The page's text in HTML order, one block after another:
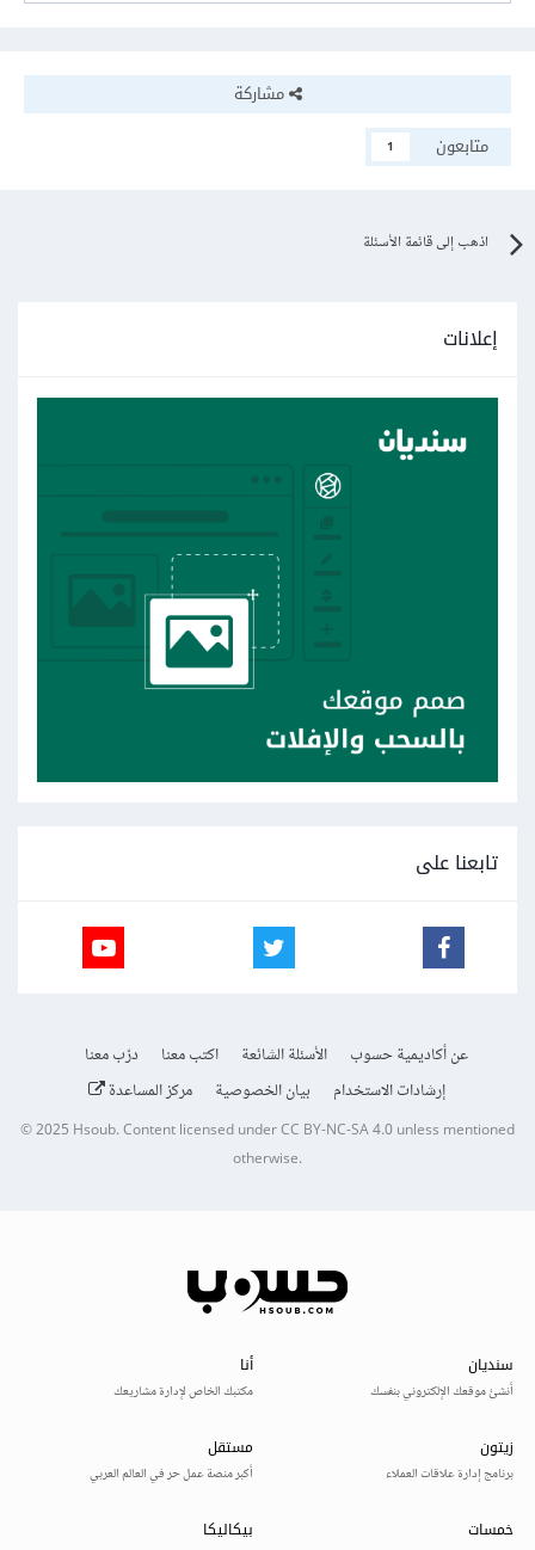
مشاركة
متابعون
1
اذهب إلى قائمة الأسئلة
إعلانات
تابعنا على
عن أكاديمية حسوب الأسئلة الشائعة اكتب معنا
درّب معنا
إرشادات الاستخدام
بيان الخصوصية مركز المساعدة
© 2025Hsoub.Content licensed underCC BY-NC-SA 4.0unless mentioned
otherwise.